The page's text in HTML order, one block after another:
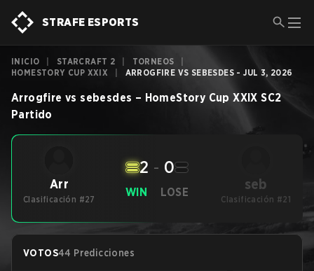
STRAFE ESPORTS
INICIO STARCRAFT 2 TORNEOS
HOMESTORY CUP XXIX
ARROGFIRE VS SEBESDES - JUL 3, 2026
Arrogfire vs sebesdes – HomeStory Cup XXIX SC2
Partido
Arr
Clasificación #27
WIN
2 - 0
LOSE seb
Clasificación #21
VOTOS44 Predicciones